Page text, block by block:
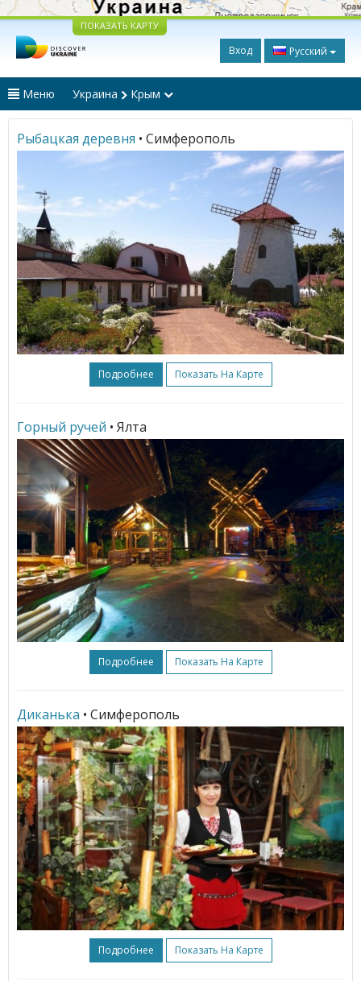
ПОКАЗАТЬ КАРТУ
Вход Русский
Меню Украина Крым
Рыбацкая деревня • Симферополь
Подробнее Показать На Карте
Горный ручей • Ялта
Подробнее Показать На Карте
Диканька • Симферополь
Подробнее Показать На Карте